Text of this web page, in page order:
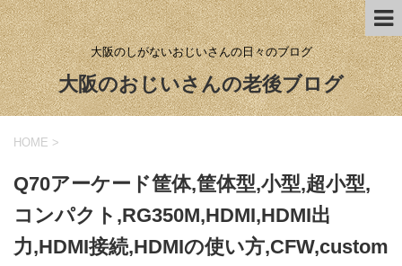
大阪のしがないおじいさんの日々のブログ
大阪のおじいさんの老後ブログ
HOME >
Q70アーケード筐体,筐体型,小型,超小型,
コンパクト,RG350M,HDMI,HDMI出
力,HDMI接続,HDMIの使い方,CFW,custom